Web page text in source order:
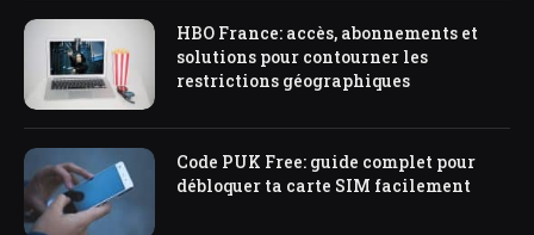
HBO France: accès, abonnements et
solutions pour contourner les
restrictions géographiques
Code PUK Free: guide complet pour
débloquer ta carte SIM facilement